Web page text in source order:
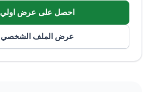
من خلال الإدارة الطبية.
على اعتمادات ISHRS و GHA.
احصل على عرض اولي
عرض الملف الشخصي